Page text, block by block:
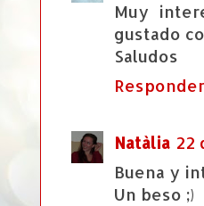
Muy
gustado
Saludos
Responder
Natàlia 22
Buena y
Un beso ;)